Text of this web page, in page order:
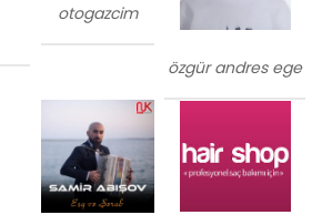
otogazcim
özgür andres ege